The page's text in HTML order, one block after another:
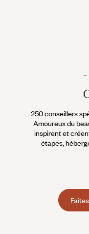
250 conseillers
Amoureux du
inspirent et
étapes,